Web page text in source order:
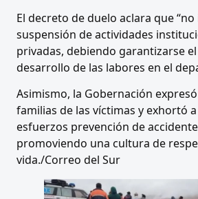
El decreto de duelo aclara que
suspensión de actividades
privadas, debiendo garantizarse
desarrollo de las labores en el
Asimismo, la Gobernación
familias de las víctimas y exhortó
esfuerzos prevención de
promoviendo una cultura de
vida./Correo del Sur